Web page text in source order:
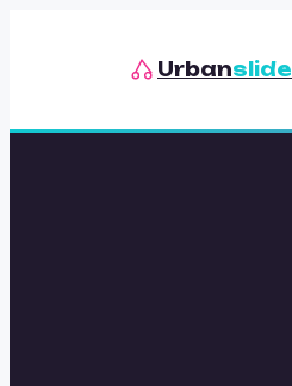
Urbanslide